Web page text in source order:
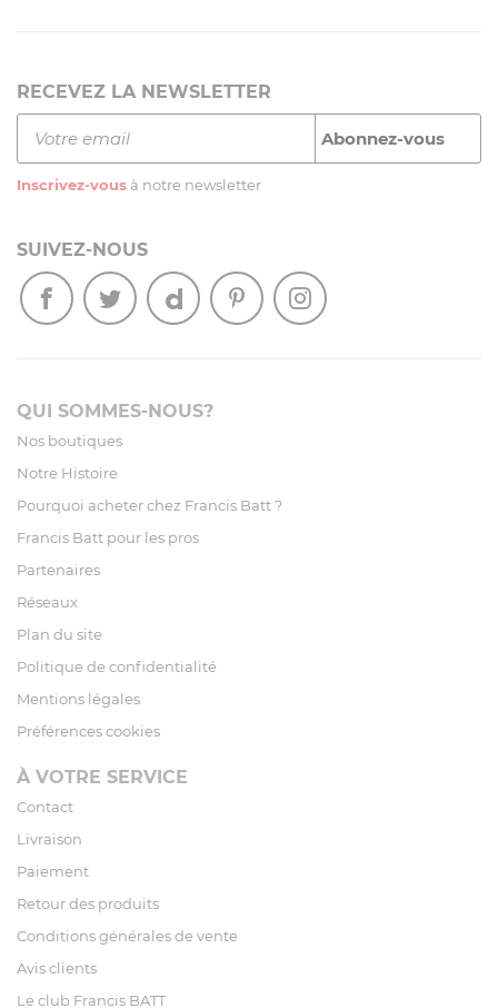
RECEVEZ LA NEWSLETTER
Inscrivez-vous à notre newsletter
SUIVEZ-NOUS
QUI SOMMES-NOUS?
Nos boutiques
Notre Histoire
Pourquoi acheter chez Francis Batt ?
Francis Batt pour les pros
Partenaires
Réseaux
Plan du site
Politique de confidentialité
Mentions légales
Préférences cookies
À VOTRE SERVICE
Contact
Livraison
Paiement
Retour des produits
Conditions générales de vente
Avis clients
Le club Francis BATT